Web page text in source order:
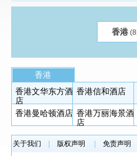
香港
香港
香港文华东方酒
店
香港信和酒店
香港曼哈顿酒店 香港万丽海景酒
店
关于我们 版权声明 免责声明